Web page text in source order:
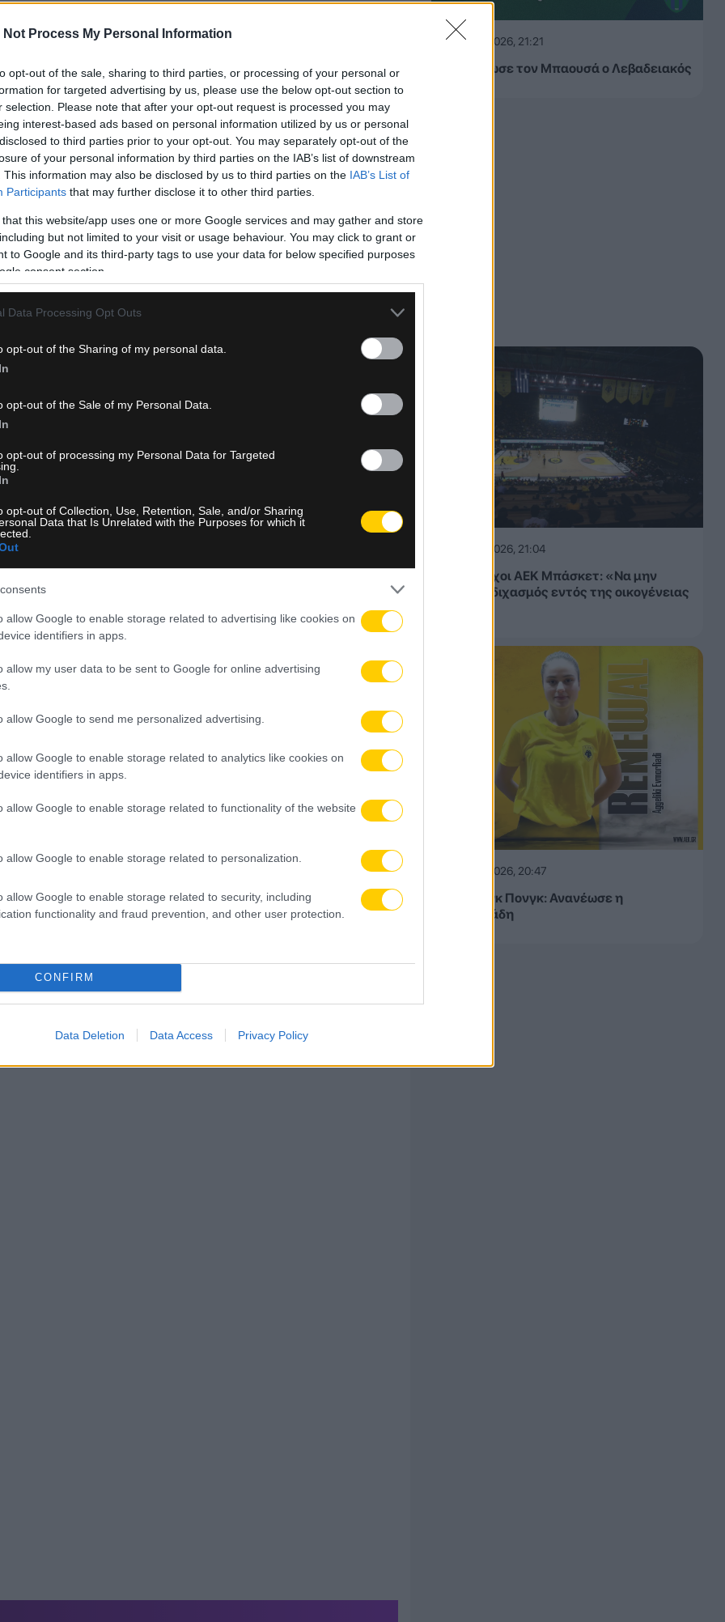
Not Process My Personal Information
opt-out of the sale, sharing to third parties, or processing of your personal or
for targeted advertising by us, please use the below opt-out section to
selection. Please note that after your opt-out request is processed you may
interest-based ads based on personal information utilized by us or personal
to third parties prior to your opt-out. You may separately opt-out of the
of your personal information by third parties on the IAB’s list of downstream
This information may also be disclosed by us to third parties on the IAB’s List of
Participants that may further disclose it to other third parties.
that this website/app uses one or more Google services and may gather and store
but not limited to your visit or usage behaviour. You may click to grant or
to Google and its third-party tags to use your data for below specified purposes
consent section.
Data Processing Opt Outs
opt-out of the Sharing of my personal data.
opt-out of the Sale of my Personal Data.
opt-out of processing my Personal Data for Targeted
opt-out of Collection, Use, Retention, Sale, and/or Sharing
Data that Is Unrelated with the Purposes for which it
allow Google to enable storage related to advertising like cookies on
identifiers in apps.
allow my user data to be sent to Google for online advertising
allow Google to send me personalized advertising.
allow Google to enable storage related to analytics like cookies on
identifiers in apps.
allow Google to enable storage related to functionality of the website
allow Google to enable storage related to personalization.
allow Google to enable storage related to security, including
functionality and fraud prevention, and other user protection.
CONFIRM
Data Deletion Data Access Privacy Policy
και κρίνει τον πρώτο τίτλο της χρονιάς, φαίνεται πως αφήνει τα
όπου θα δώσουν το «παρών» ο Παναθηναϊκός, ο Ολυμπιακός, η
του στην Κύπρο, με την πόλη της Λεμεσού να αποτελεί τον
αποδώσει καρπούς, καθώς υπάρχει ήδη μια αρχική, προφορική
Παρόλα αυτά, η οριστικοποίηση του deal παραμένει σε
να ακολουθήσουν οι επίσημες ανακοινώσεις, απομένει να
Αυτές αφορούν κυρίως το συνολικό κόστος της
των τεσσάρων ομάδων.
το Final Four
ολοκληρωθεί και τυπικά η συμφωνία, οι τέσσερις κορυφαίοι
γήπεδο της Λεμεσού. Η επιλογή της συγκεκριμένης αθλητικής
ένα υπερσύγχρονο στάδιο.
αναμετρήσεις του ομίλου στο περασμένο Eurobasket, γεγονός που
ασφαλείας και λειτουργικότητας. Η διεξαγωγή του Super Cup
των χιλιάδων Κυπρίων φιλάθλων, προσφέροντας
ελληνικού μπάσκετ εκτός των στενών γεωγραφικών ορίων της
06.08.2026, 21:21
Ανακοίνωσε τον Μπαουσά ο Λεβαδειακός
06.08.2026, 21:04
Παλαίμαχοι ΑΕΚ Μπάσκετ: «Να μην
υπάρξει διχασμός εντός της οικογένειας
06.08.2026, 20:47
ΑΕΚ Πινγκ Πονγκ: Ανανέωσε η
Ευμορφιάδη